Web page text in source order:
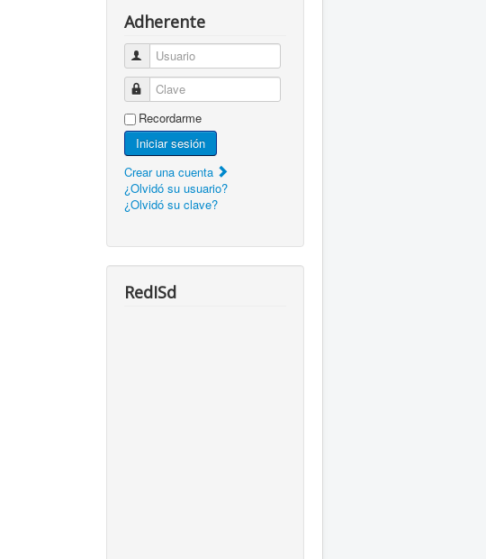
Adherente
Usuario
Clave
Recordarme
Iniciar sesión
Crear una cuenta
¿Olvidó su usuario?
¿Olvidó su clave?
RedISd